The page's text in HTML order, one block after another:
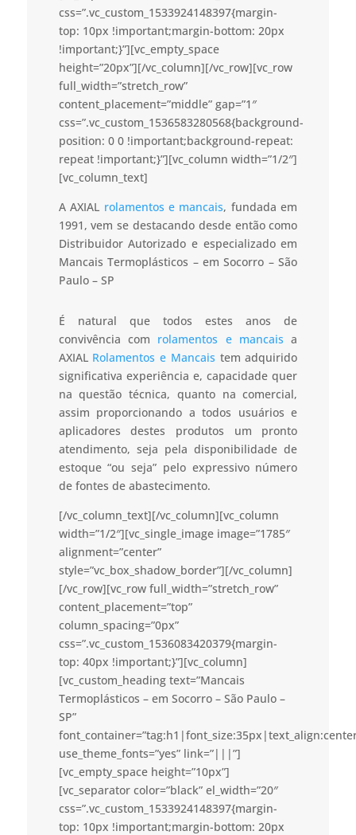
css=”.vc_custom_1533924148397{margin-
top: 10px !important;margin-bottom: 20px
!important;}”][vc_empty_space
height=”20px”][/vc_column][/vc_row][vc_row
full_width=”stretch_row”
content_placement=”middle” gap=”1″
css=”.vc_custom_1536583280568{background-
position: 0 0 !important;background-repeat:
repeat !important;}”][vc_column width=”1/2″]
[vc_column_text]
A AXIAL rolamentos e mancais, fundada em
1991, vem se destacando desde então como
Distribuidor Autorizado e especializado em
Mancais Termoplásticos – em Socorro – São
Paulo – SP
É natural que todos estes anos de
convivência com rolamentos e mancais a
AXIAL Rolamentos e Mancais tem adquirido
significativa experiência e, capacidade quer
na questão técnica, quanto na comercial,
assim proporcionando a todos usuários e
aplicadores destes produtos um pronto
atendimento, seja pela disponibilidade de
estoque “ou seja” pelo expressivo número
de fontes de abastecimento.
[/vc_column_text][/vc_column][vc_column
width=”1/2″][vc_single_image image=”1785″
alignment=”center”
style=”vc_box_shadow_border”][/vc_column]
[/vc_row][vc_row full_width=”stretch_row”
content_placement=”top”
column_spacing=”0px”
css=”.vc_custom_1536083420379{margin-
top: 40px !important;}”][vc_column]
[vc_custom_heading text=”Mancais
Termoplásticos – em Socorro – São Paulo –
SP”
use_theme_fonts=”yes” link=”|||”]
[vc_empty_space height=”10px”]
[vc_separator color=”black” el_width=”20″
css=”.vc_custom_1533924148397{margin-
top: 10px !important;margin-bottom: 20px